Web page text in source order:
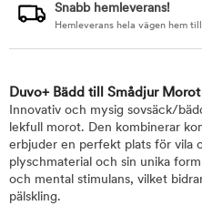
Snabb hemleverans!
Hemleverans hela vägen hem
Duvo+ Bädd till Smådjur Morot
Innovativ och mysig sovsäck/
lekfull morot. Den kombinerar
erbjuder en perfekt plats för vila
plyschmaterial och sin unika
och mental stimulans, vilket
pälskling.